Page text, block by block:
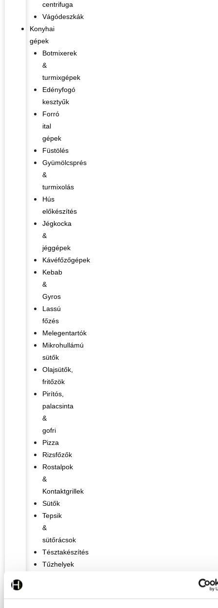
centrifuga
Vágódeszkák
Konyhai
gépek
Botmixerek
&
turmixgépek
Edényfogó
kesztyűk
Forró
ital
gépek
Füstölés
Gyümölcsprés
&
turmixolás
Hús
előkészítés
Jégkocka
&
jéggépek
Kávéfőzőgépek
Kebab
&
Gyros
Lassú
főzés
Melegentartók
Mikrohullámú
sütők
Olajsütők,
fritőzök
Pirítós,
palacsinta
&
gofri
Pizza
Rizsfőzők
Rostalpok
&
Kontaktgrillek
Sütők
Tepsik
&
sütőrácsok
Tésztakészítés
Tűzhelyek